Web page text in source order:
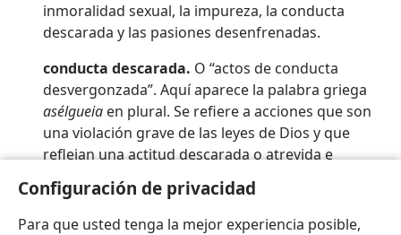
Configuración de privacidad
Para que usted tenga la mejor experiencia posible,
inmoralidad sexual, la impureza, la conducta
descarada y las pasiones desenfrenadas.
conducta descarada. O “actos de conducta
desvergonzada”. Aquí aparece la palabra griega
asélgueia en plural. Se refiere a acciones que son
una violación grave de las leyes de Dios y que
reflejan una actitud descarada o atrevida e